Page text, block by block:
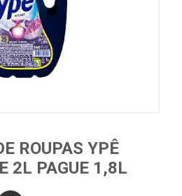
ROUPAS YPÊ
2L PAGUE 1,8L